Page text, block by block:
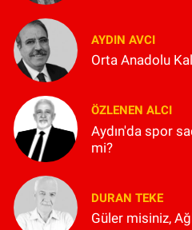
AYDIN AVCI
Orta Anadolu
ÖZLENEN ALCI
Aydın'da spor
mi?
DURAN TEKE
Güler misiniz,